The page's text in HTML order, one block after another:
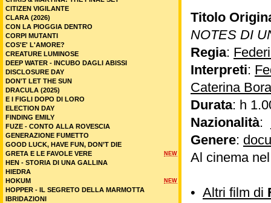
Titolo
NOTES DI
Regia:
Interpreti:
Caterina
Durata: h
Nazionalità:
Genere:
Al cinema
• Altri film di
CITIZEN VIGILANTE
CLARA (2026)
CON LA PIOGGIA DENTRO
CORPI MUTANTI
COS'E' L'AMORE?
CREATURE LUMINOSE
DEEP WATER - INCUBO DAGLI ABISSI
DISCLOSURE DAY
DON'T LET THE SUN
DRACULA (2025)
E I FIGLI DOPO DI LORO
ELECTION DAY
FINDING EMILY
FUZE - CONTO ALLA ROVESCIA
GENERAZIONE FUMETTO
GOOD LUCK, HAVE FUN, DON’T DIE
NEW
GRETA E LE FAVOLE VERE
HEN - STORIA DI UNA GALLINA
HIEDRA
NEW
HOKUM
HOPPER - IL SEGRETO DELLA MARMOTTA
IBRIDAZIONI